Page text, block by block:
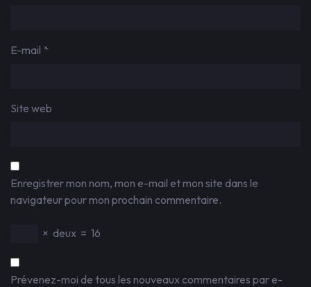
E-mail *
Site web
Enregistrer mon nom, mon e-mail et mon site dans le
navigateur pour mon prochain commentaire.
× deux = 16
Prévenez-moi de tous les nouveaux commentaires par e-